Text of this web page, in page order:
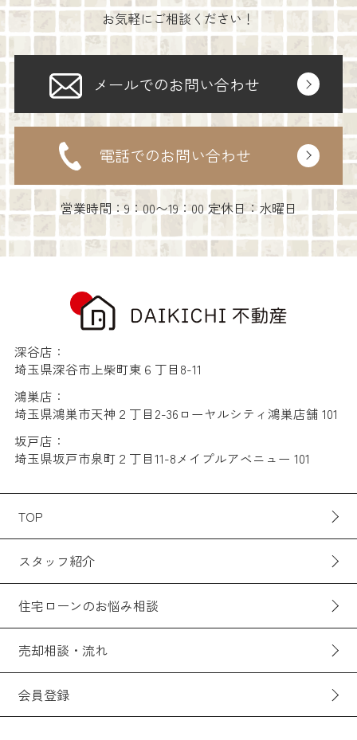
お気軽にご相談ください！
メールでのお問い合わせ
電話でのお問い合わせ
営業時間：9：00〜19：00 定休日：水曜日
深谷店：
埼玉県深谷市上柴町東６丁目8-11
鴻巣店：
埼玉県鴻巣市天神２丁目2-36ローヤルシティ鴻巣店舗 101
坂戸店：
埼玉県坂戸市泉町２丁目11-8メイプルアベニュー 101
TOP
スタッフ紹介
住宅ローンのお悩み相談
売却相談・流れ
会員登録